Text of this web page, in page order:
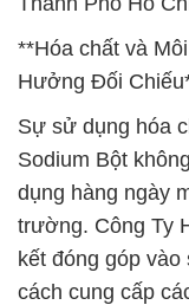
**Hóa chất và
Hưởng Đối
Sự sử dụng hóa
Sodium Bột
dụng hàng ngày
trường. Công Ty
kết đóng góp
cách cung cấp